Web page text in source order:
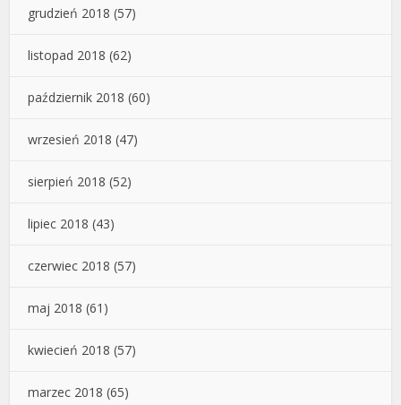
grudzień 2018 (57)
listopad 2018 (62)
październik 2018 (60)
wrzesień 2018 (47)
sierpień 2018 (52)
lipiec 2018 (43)
czerwiec 2018 (57)
maj 2018 (61)
kwiecień 2018 (57)
marzec 2018 (65)